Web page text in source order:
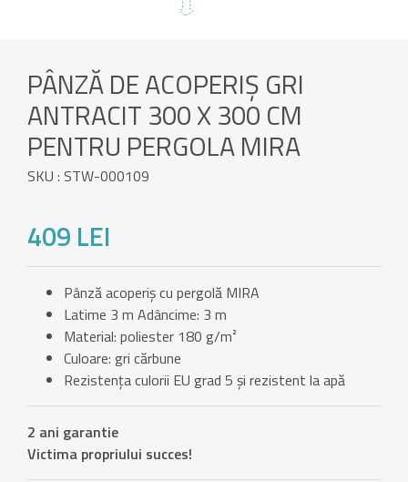
PÂNZĂ DE ACOPERIȘ GRI
ANTRACIT 300 X 300 CM
PENTRU PERGOLA MIRA
SKU : STW-000109
409 LEI
Pânză acoperiș cu pergolă MIRA
Latime 3 m Adâncime: 3 m
Material: poliester 180 g/m²
Culoare: gri cărbune
Rezistența culorii EU grad 5 și rezistent la apă
2 ani garantie
Victima propriului succes!